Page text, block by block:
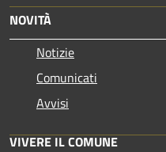
NOVITÀ
Notizie
Comunicati
Avvisi
VIVERE IL COMUNE